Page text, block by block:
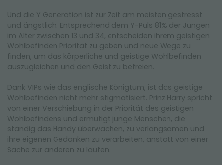
Und die Y Generation ist zur Zeit am meisten gestresst
und ängstlich. Entsprechend dem Y-Puls 81% der Jungen
im Alter zwischen 13 und 34, entscheiden ihrem geistigen
Wohlbefinden Priorität zu geben und neue Wege zu
finden, um das körperliche und geistige Wohlbefinden
auszugleichen und den Geist zu befreien.
Dank VIPs wie das englische Königtum, ist das geistige
Wohlbefinden nicht mehr stigmatisiert. Prinz Harry spricht
von einer Verschiebung in der Priorität des geistigen
Wohlbefindens und ermutigt junge Menschen, die
ständig das Handy überwachen, zu verlangsamen und
ihre eigenen Gedanken zu verarbeiten, anstatt von einer
Sache zur anderen zu laufen.